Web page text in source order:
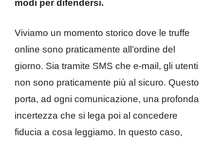
modi per difendersi.
Viviamo un momento storico dove le truffe
online sono praticamente all’ordine del
giorno. Sia tramite SMS che e-mail, gli utenti
non sono praticamente più al sicuro. Questo
porta, ad ogni comunicazione, una profonda
incertezza che si lega poi al concedere
fiducia a cosa leggiamo. In questo caso,